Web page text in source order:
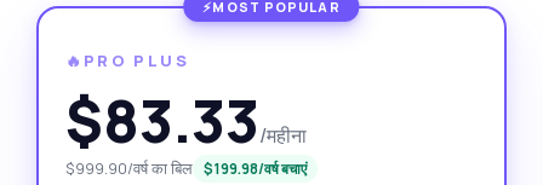
🔥PRO PLUS
$83.33/महीना
$999.90/वर्ष का बिल $199.98/वर्ष बचाएं